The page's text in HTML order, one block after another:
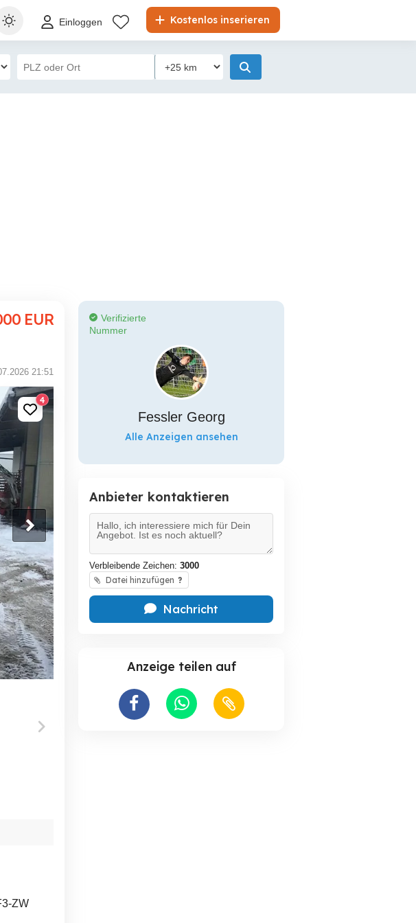
Kostenlos inserieren
Einloggen
EUR
21:51
4
ZW
Verifizierte
Nummer
Fessler Georg
Alle Anzeigen ansehen
Anbieter kontaktieren
Verbleibende Zeichen: 3000
Datei hinzufügen ?
Nachricht
Anzeige teilen auf